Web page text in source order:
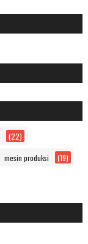
(22)
mesin produksi (19)